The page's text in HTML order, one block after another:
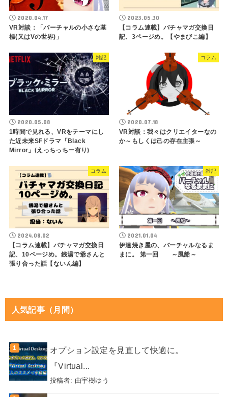
2020.04.17
VR対談：「バーチャルの小さな墓
標(又はVの世界)」
2023.05.30
【コラム連載】バチャマガ交換日
記、3ページめ。【やまびこ編】
雑記
2020.05.08
1時間で見れる、VRをテーマにし
た近未来SFドラマ「Black
Mirror」(えっちっちー有り)
コラム
2020.07.18
VR対談：我々はクリエイターなの
か～もしくは己の存在主張～
コラム
2024.08.02
【コラム連載】バチャマガ交換日
記、10ページめ。銭湯で爺さんと
張り合った話【ないん編】
雑記
2021.01.04
伊達焼き屋の、バーチャルなるま
まに。 第一回 ～風船～
人気記事（月間）
オプション設定を見直して快適に。
『Virtual...
投稿者: 由宇樹ゆう